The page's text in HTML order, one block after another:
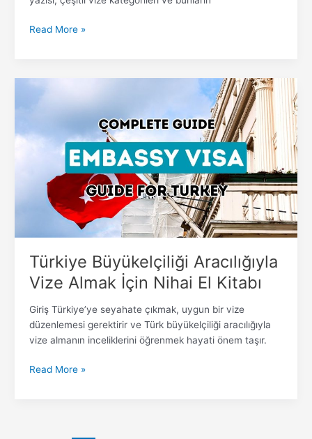
Read More »
Türkiye Büyükelçiliği Aracılığıyla
Vize Almak İçin Nihai El Kitabı
Giriş Türkiye’ye seyahate çıkmak, uygun bir vize
düzenlemesi gerektirir ve Türk büyükelçiliği aracılığıyla
vize almanın inceliklerini öğrenmek hayati önem taşır.
Türkiye
Vize
Nihai
Kitabı
Read More »